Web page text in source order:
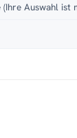
(Ihre Auswahl ist